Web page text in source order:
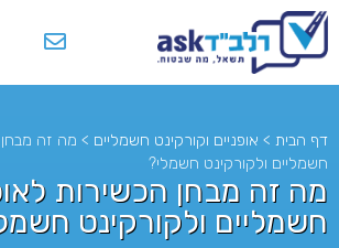
דף הבית > אופניים וקורקינט חשמליים > מה זה מבחן
חשמליים ולקורקינט חשמלי?
מה זה מבחן הכשירות
חשמליים ולקורקינט